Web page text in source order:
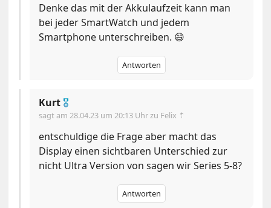
Denke das mit der Akkulaufzeit kann man
bei jeder SmartWatch und jedem
Smartphone unterschreiben. 😄
Antworten
Kurt 🎖
sagt am28.04.23 um 20:13 Uhrzu Felix ⇡
entschuldige die Frage aber macht das
Display einen sichtbaren Unterschied zur
nicht Ultra Version von sagen wir Series 5-8?
Antworten